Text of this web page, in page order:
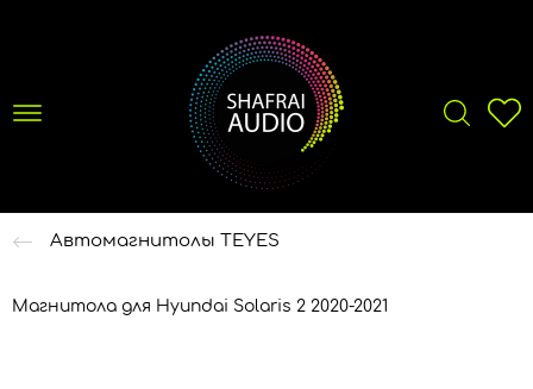
Автомагнитолы TEYES
Магнитола для Hyundai Solaris 2 2020-2021